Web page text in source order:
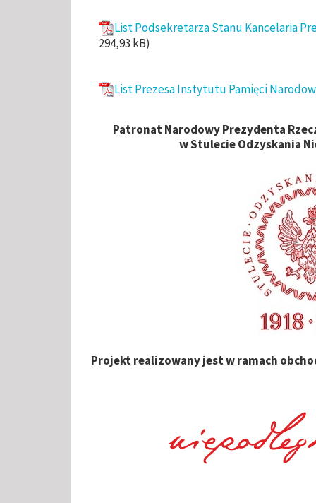
List Podsekretarza Stanu Kancelaria
294,93 kB)
List Prezesa Instytutu Pamięci
Patronat Narodowy Prezydenta
w Stulecie Odzyskania
Projekt realizowany jest w ramach